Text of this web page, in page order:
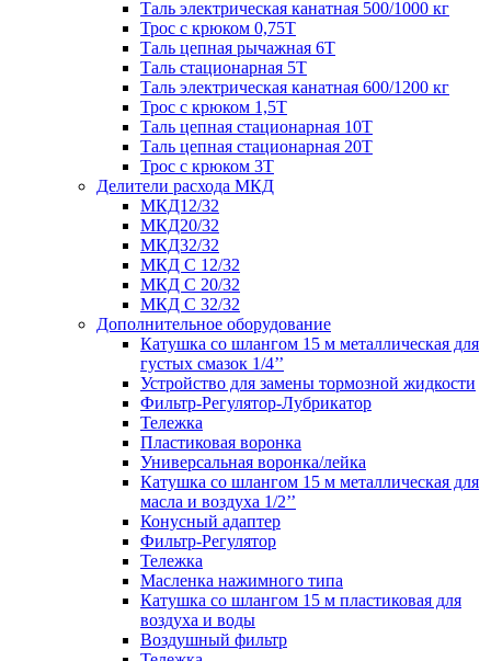
Таль электрическая канатная 500/1000 кг
Трос с крюком 0,75Т
Таль цепная рычажная 6Т
Таль стационарная 5Т
Таль электрическая канатная 600/1200 кг
Трос с крюком 1,5Т
Таль цепная стационарная 10Т
Таль цепная стационарная 20Т
Трос с крюком 3Т
Делители расхода МКД
МКД12/32
МКД20/32
МКД32/32
МКД С 12/32
МКД С 20/32
МКД С 32/32
Дополнительное оборудование
Катушка со шлангом 15 м металлическая для
густых смазок 1/4’’
Устройство для замены тормозной жидкости
Фильтр-Регулятор-Лубрикатор
Тележка
Пластиковая воронка
Универсальная воронка/лейка
Катушка со шлангом 15 м металлическая для
масла и воздуха 1/2’’
Конусный адаптер
Фильтр-Регулятор
Тележка
Масленка нажимного типа
Катушка со шлангом 15 м пластиковая для
воздуха и воды
Воздушный фильтр